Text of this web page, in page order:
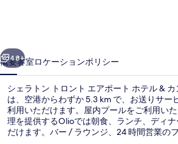
ン
ト
エ
ア
ポ
次へ
48+
概要客室ロケーションポリシー
シェラトン トロント エアポート ホテル &
は、空港からわずか 5.3 km で、お送りサー
利用いただけます。屋内プールをご利用い
理を提供するOlioでは朝食、ランチ、ディ
だけます。バー / ラウンジ、24 時間営業の